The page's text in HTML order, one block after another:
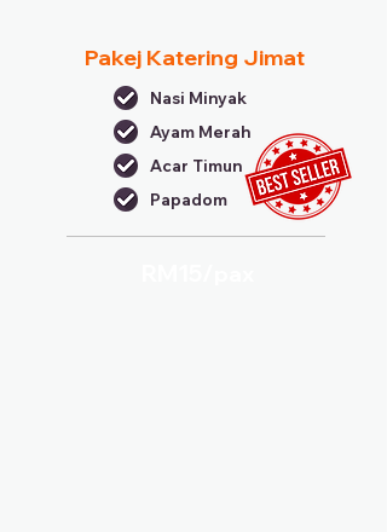
Pakej Katering Jimat
Nasi Minyak
Ayam Merah
Acar Timun
Papadom